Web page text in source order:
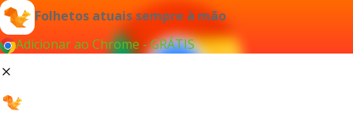
Folhetos atuais sempre à mão
Adicionar ao Chrome - GRÁTIS